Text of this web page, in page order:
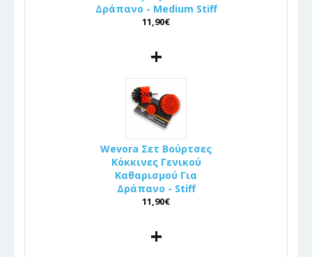
Δράπανο - Medium Stiff
11,90€
+
Wevora Σετ Βούρτσες
Κόκκινες Γενικού
Καθαρισμού Για
Δράπανο - Stiff
11,90€
+